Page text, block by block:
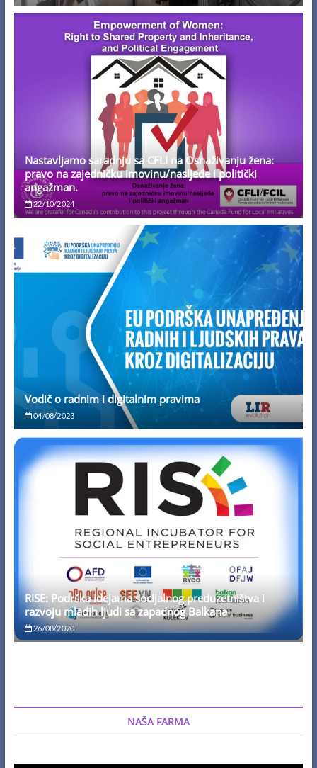
Nastavljamo saradnju sa CFLI na Osnaživanju žena:
pravo na zajedničku imovinu/nasljeđe i politički
angažman.
22/10/2024
Vodič o radnim i digitalnim pravima
04/08/2023
RISE: Podrška idejama socijalnog preduzetništva i
razvoju mladih ljudi sa zapadnog Balkana
26/08/2020
NAŠA FARMA